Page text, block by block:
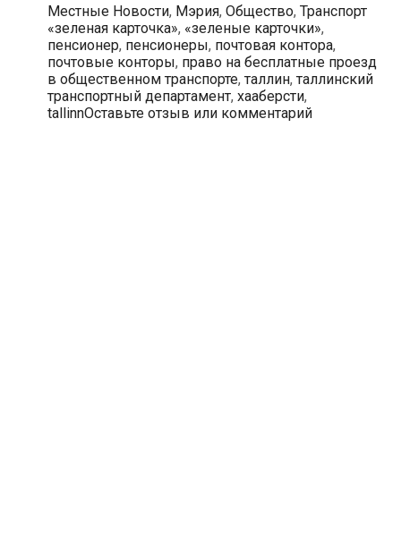
карточки»
таллинским
пенсионерам
на
почте
больше
выдавать
Рубрики
Местные Новости, Мэрия, Общество, Транспорт
Теги
«зеленая карточка», «зеленые карточки»,
пенсионер, пенсионеры, почтовая контора,
почтовые конторы, право на бесплатные проезд
в общественном транспорте, таллин, таллинский
транспортный департамент, хааберсти,
tallinnОставьте отзыв или комментарий